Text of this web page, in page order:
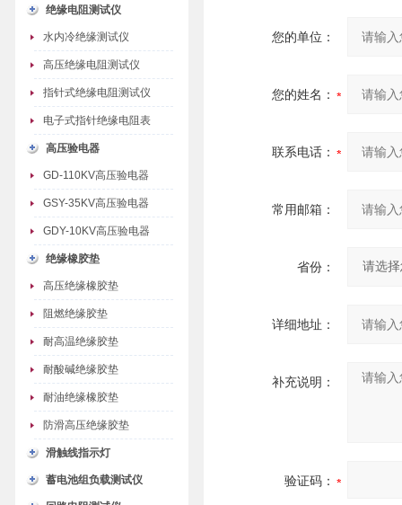
绝缘电阻测试仪
水内冷绝缘测试仪
高压绝缘电阻测试仪
指针式绝缘电阻测试仪
电子式指针绝缘电阻表
高压验电器
GD-110KV高压验电器
GSY-35KV高压验电器
GDY-10KV高压验电器
绝缘橡胶垫
高压绝缘橡胶垫
阻燃绝缘胶垫
耐高温绝缘胶垫
耐酸碱绝缘胶垫
耐油绝缘橡胶垫
防滑高压绝缘胶垫
滑触线指示灯
蓄电池组负载测试仪
您的单位：
您的姓名：
联系电话：
常用邮箱：
省份：
详细地址：
补充说明：
验证码：